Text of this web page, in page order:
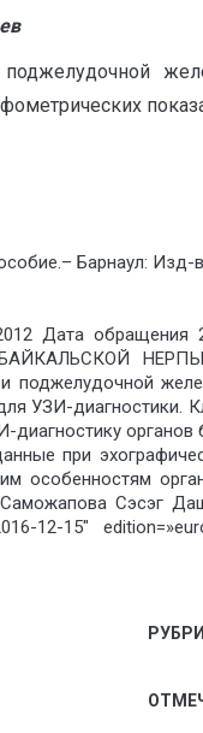
Барнаул: Изд-
Дата обращения
НЕРПЫ»
поджелудочной
УЗИ-диагностики.
органов
при
особенностям
Саможапова Сэсэг
12-15″